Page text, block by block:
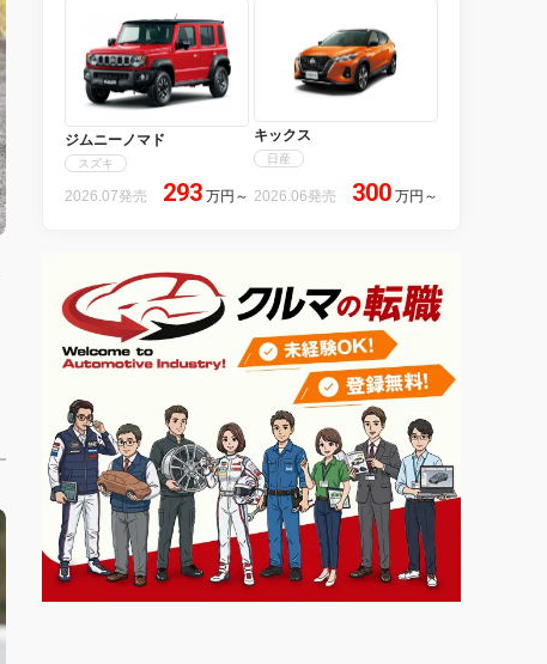
ジムニーノマド
スズキ
2026.07発売 293 万円 ～
キックス
日産
2026.06発売 300 万円 ～